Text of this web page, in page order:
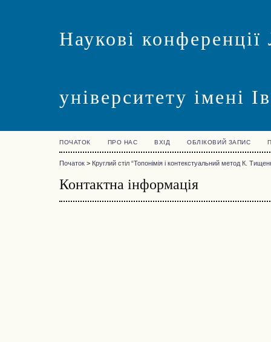
Наукові конференції
університету імені
ПОЧАТОК ПРО НАС ВХІД ОБЛІКОВИЙ ЗАПИС
Початок > Круглий стіл “Топонімія і контекстуальний метод К.
Контактна інформація